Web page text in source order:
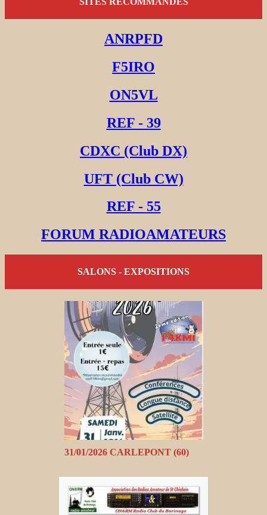
ANRPFD
F5IRO
ON5VL
REF - 39
CDXC (Club DX)
UFT (Club CW)
REF - 55
FORUM RADIOAMATEURS
SALONS - EXPOSITIONS
31/01/2026 CARLEPONT (60)